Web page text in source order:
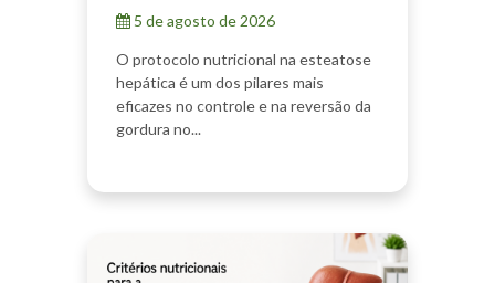
5 de agosto de 2026
O protocolo nutricional na esteatose
hepática é um dos pilares mais
eficazes no controle e na reversão da
gordura no...